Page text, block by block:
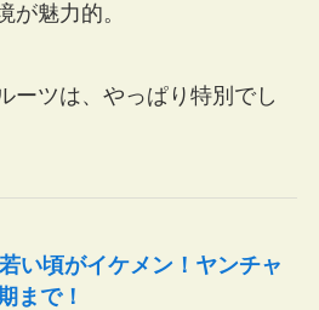
が魅力的。
ーツは、やっぱり特別でし
い頃がイケメン！ヤンチャ
まで！